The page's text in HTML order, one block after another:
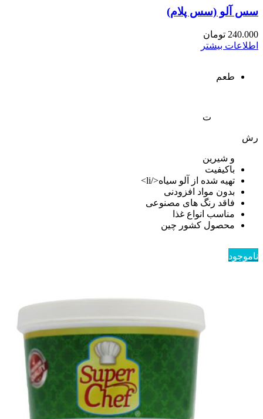
سس آلو (سس پلام)
240.000 تومان
اطلاعات بیشتر
طعم
ت
رش
و شیرین
باکیفیت
تهیه شده از آلو سیاه</li>
بدون مواد افزودنی
فاقد رنگ های مصنوعی
مناسب انواع غذا
محصول کشور چین
ناموجود